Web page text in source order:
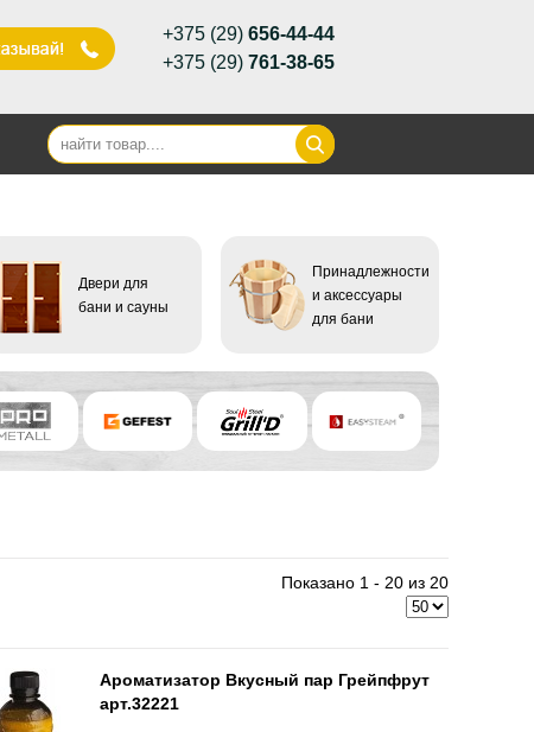
+375 (29) 656-44-44
+375 (29) 761-38-65
Двери для
бани и сауны
Принадлежности
и аксессуары
для бани
Показано 1 - 20 из 20
Ароматизатор Вкусный пар Грейпфрут
арт.32221